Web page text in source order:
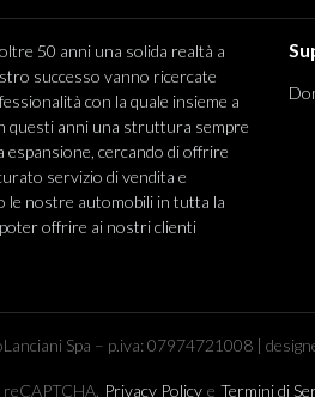
50 anni una solida realtà a
successo vanno ricercate
con la quale insieme a
questi anni una struttura sempre
espansione, cercando di offrire
servizio di vendita e
le nostre automobili in tutta la
offrire ai nostri clienti
Spa – p.iva: 07974721008 |
Privacy Policy e Termini di